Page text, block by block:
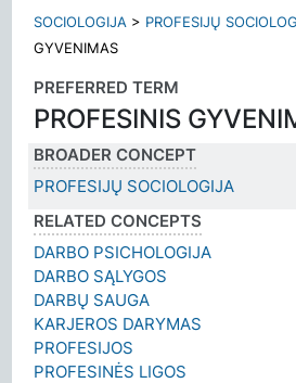
SOCIOLOGIJA > PROFESIJŲ
GYVENIMAS
PREFERRED TERM
PROFESINIS
BROADER CONCEPT
PROFESIJŲ SOCIOLOGIJA
RELATED CONCEPTS
DARBO PSICHOLOGIJA
DARBO SĄLYGOS
DARBŲ SAUGA
KARJEROS DARYMAS
PROFESIJOS
PROFESINĖS LIGOS